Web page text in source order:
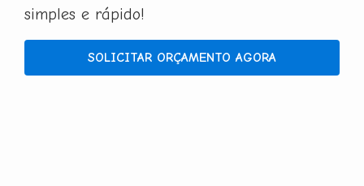
simples e rápido!
SOLICITAR ORÇAMENTO AGORA